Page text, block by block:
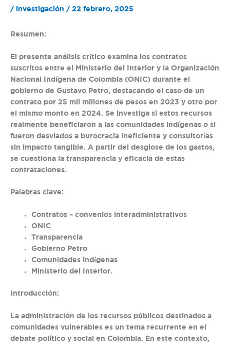
/ investigación / 22 febrero, 2025
Resumen:
El presente análisis crítico examina los contratos
suscritos entre el Ministerio del Interior y la Organización
Nacional Indígena de Colombia (ONIC) durante el
gobierno de Gustavo Petro, destacando el caso de un
contrato por 25 mil millones de pesos en 2023 y otro por
el mismo monto en 2024. Se investiga si estos recursos
realmente beneficiaron a las comunidades indígenas o si
fueron desviados a burocracia ineficiente y consultorías
sin impacto tangible. A partir del desglose de los gastos,
se cuestiona la transparencia y eficacia de estas
contrataciones.
Palabras clave:
Contratos – convenios interadministrativos
ONIC
Transparencia
Gobierno Petro
Comunidades indígenas
Ministerio del Interior.
Introducción:
La administración de los recursos públicos destinados a
comunidades vulnerables es un tema recurrente en el
debate político y social en Colombia. En este contexto,